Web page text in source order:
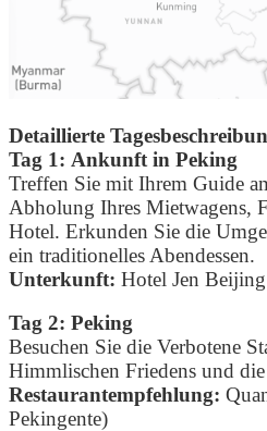
Detaillierte
Tag 1: Ankunft in Peking
Treffen Sie mit Ihrem Guide
Abholung Ihres Mietwagens,
Hotel. Erkunden Sie die
ein traditionelles Abendessen.
Unterkunft: Hotel Jen
Tag 2: Peking
Besuchen Sie die Verbotene
Himmlischen Friedens und
Restaurantempfehlung:
Pekingente)